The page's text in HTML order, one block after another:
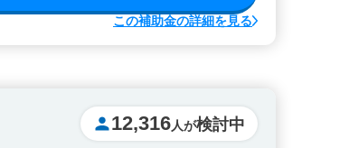
この補助金の詳細を見る
12,316人が検討中